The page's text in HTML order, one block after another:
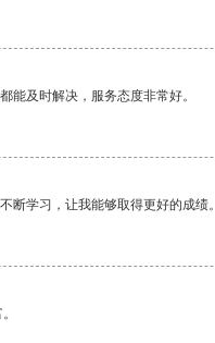
能及时解决，服务态度非常好。
断学习，让我能够取得更好的成绩。